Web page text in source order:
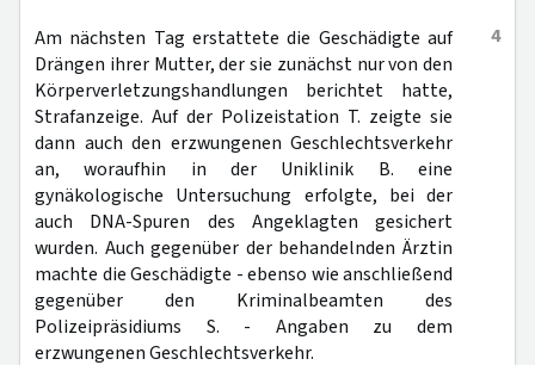
4
Am nächsten Tag erstattete die Geschädigte auf
Drängen ihrer Mutter, der sie zunächst nur von den
Körperverletzungshandlungen berichtet hatte,
Strafanzeige. Auf der Polizeistation T. zeigte sie
dann auch den erzwungenen Geschlechtsverkehr
an, woraufhin in der Uniklinik B. eine
gynäkologische Untersuchung erfolgte, bei der
auch DNA-Spuren des Angeklagten gesichert
wurden. Auch gegenüber der behandelnden Ärztin
machte die Geschädigte - ebenso wie anschließend
gegenüber den Kriminalbeamten des
Polizeipräsidiums S. - Angaben zu dem
erzwungenen Geschlechtsverkehr.